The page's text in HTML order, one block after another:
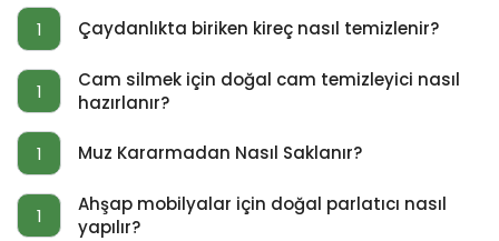
1 Çaydanlıkta biriken kireç nasıl temizlenir?
1
Cam silmek için doğal cam temizleyici nasıl
hazırlanır?
1 Muz Kararmadan Nasıl Saklanır?
1
Ahşap mobilyalar için doğal parlatıcı nasıl
yapılır?